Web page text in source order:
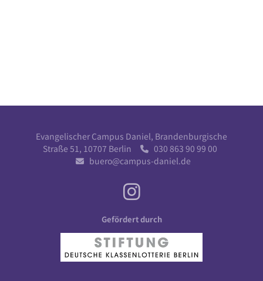
Evangelischer Campus Daniel, Brandenburgische
Straße 51, 10707 Berlin
030 863 90 99 00
 buero@campus-daniel.de
Gefördert durch